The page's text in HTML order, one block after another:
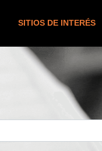
SITIOS DE INTERÉS